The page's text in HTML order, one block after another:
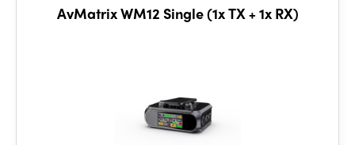
AvMatrix WM12 Single (1x TX + 1x RX)